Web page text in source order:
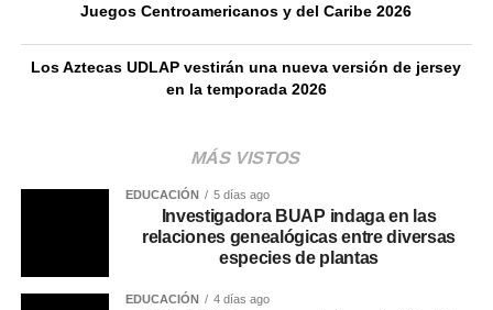
Juegos Centroamericanos y del Caribe 2026
Los Aztecas UDLAP vestirán una nueva versión de jersey
en la temporada 2026
MÁS VISTOS
EDUCACIÓN 5 días ago
Investigadora BUAP indaga en las
relaciones genealógicas entre diversas
especies de plantas
EDUCACIÓN 4 días ago